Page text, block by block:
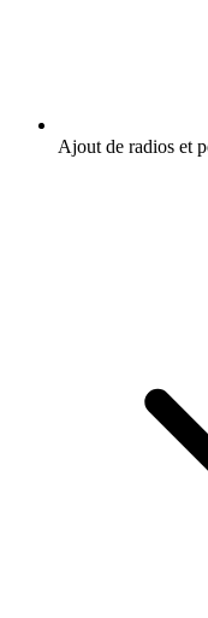
Ajout de radios et